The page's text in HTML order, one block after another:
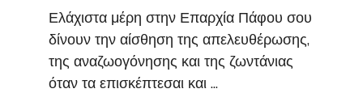
Ελάχιστα μέρη στην Επαρχία Πάφου σου
δίνουν την αίσθηση της απελευθέρωσης,
της αναζωογόνησης και της ζωντάνιας
όταν τα επισκέπτεσαι και ...